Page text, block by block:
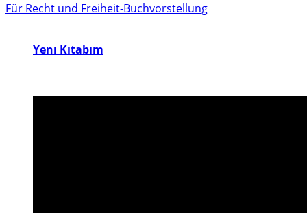
Für Recht und Freiheit-Buchvorstellung
Yenı Kıtabım